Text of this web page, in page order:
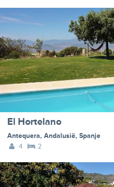
El Hortelano
Antequera, Andalusië, Spanje
4
2